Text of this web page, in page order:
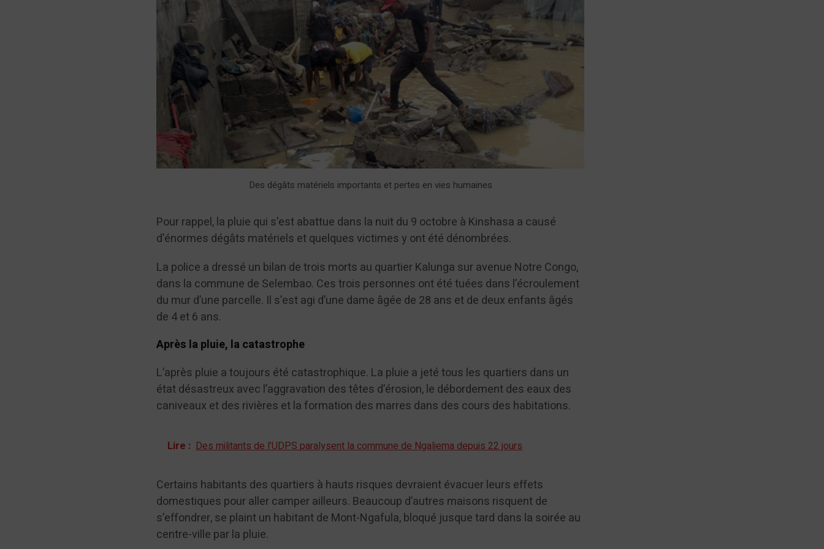
Des dégâts matériels importants et pertes en vies humaines
Pour rappel, la pluie qui s’est abattue dans la nuit du 9 octobre à Kinshasa a causé
d’énormes dégâts matériels et quelques victimes y ont été dénombrées.
La police a dressé un bilan de trois morts au quartier Kalunga sur avenue Notre Congo,
dans la commune de Selembao. Ces trois personnes ont été tuées dans l’écroulement
du mur d’une parcelle. Il s’est agi d’une dame âgée de 28 ans et de deux enfants âgés
de 4 et 6 ans.
Après la pluie, la catastrophe
L’après pluie a toujours été catastrophique. La pluie a jeté tous les quartiers dans un
état désastreux avec l’aggravation des têtes d’érosion, le débordement des eaux des
caniveaux et des rivières et la formation des marres dans des cours des habitations.
Lire : Des militants de l’UDPS paralysent la commune de Ngaliema depuis 22 jours
Certains habitants des quartiers à hauts risques devraient évacuer leurs effets
domestiques pour aller camper ailleurs. Beaucoup d’autres maisons risquent de
s’effondrer, se plaint un habitant de Mont-Ngafula, bloqué jusque tard dans la soirée au
centre-ville par la pluie.